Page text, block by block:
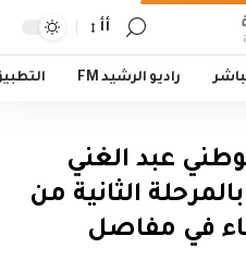
أأ
راديو الرشيد FM
عبد الغني
الثانية من
في مفاصل